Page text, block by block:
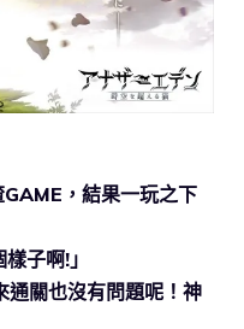
GAME，結果一玩之下
子啊!」
通關也沒有問題呢！神